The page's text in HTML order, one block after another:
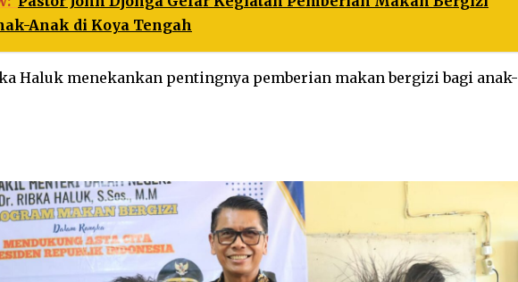
Anak di Koya Tengah
Haluk menekankan pentingnya pemberian makan bergizi bagi anak-